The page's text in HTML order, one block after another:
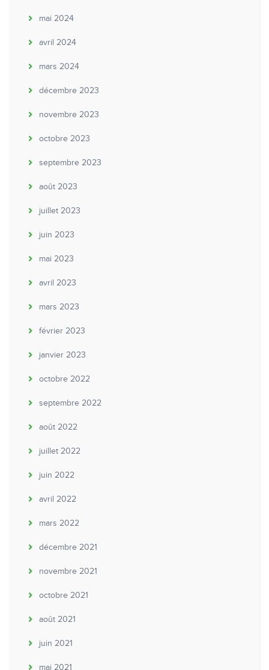
mai 2024
avril 2024
mars 2024
décembre 2023
novembre 2023
octobre 2023
septembre 2023
août 2023
juillet 2023
juin 2023
mai 2023
avril 2023
mars 2023
février 2023
janvier 2023
octobre 2022
septembre 2022
août 2022
juillet 2022
juin 2022
avril 2022
mars 2022
décembre 2021
novembre 2021
octobre 2021
août 2021
juin 2021
mai 2021